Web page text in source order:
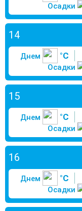
Осадки
14
Днем °C
Осадки
15
Днем °C
Осадки
16
Днем °C
Осадки